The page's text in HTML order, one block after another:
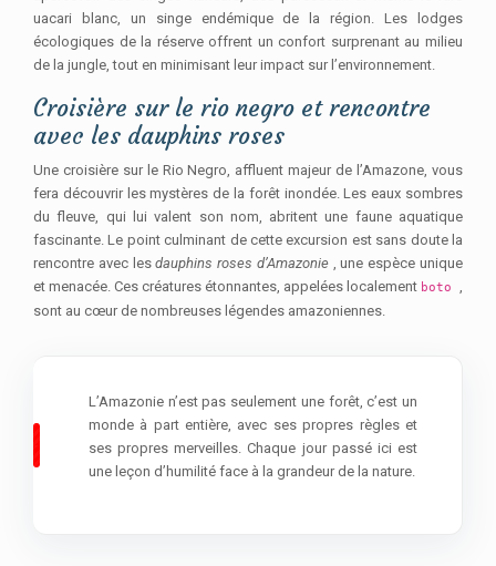
uacari blanc, un singe endémique de la région. Les lodges
écologiques de la réserve offrent un confort surprenant au milieu
de la jungle, tout en minimisant leur impact sur l’environnement.
Croisière sur le rio negro et rencontre
avec les dauphins roses
Une croisière sur le Rio Negro, affluent majeur de l’Amazone, vous
fera découvrir les mystères de la forêt inondée. Les eaux sombres
du fleuve, qui lui valent son nom, abritent une faune aquatique
fascinante. Le point culminant de cette excursion est sans doute la
rencontre avec lesdauphins roses d’Amazonie , une espèce unique
et menacée. Ces créatures étonnantes, appelées localement boto ,
sont au cœur de nombreuses légendes amazoniennes.
L’Amazonie n’est pas seulement une forêt, c’est un
monde à part entière, avec ses propres règles et
ses propres merveilles. Chaque jour passé ici est
une leçon d’humilité face à la grandeur de la nature.